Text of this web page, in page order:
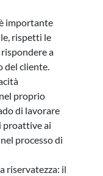
importante
rispetti le
a
del cliente.
proprio
di lavorare
proattive ai
processo di
riservatezza: il